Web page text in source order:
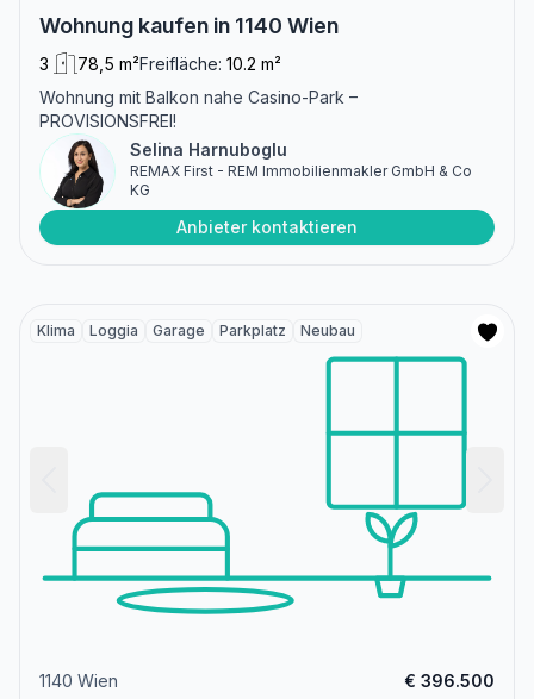
Wohnung kaufen in 1140 Wien
3 78,5 m²Freifläche: 10.2 m²
Wohnung mit Balkon nahe Casino-Park –
PROVISIONSFREI!
Selina Harnuboglu
REMAX First - REM Immobilienmakler GmbH & Co
KG
Anbieter kontaktieren
Klima Loggia Garage Parkplatz Neubau
1140 Wien € 396.500